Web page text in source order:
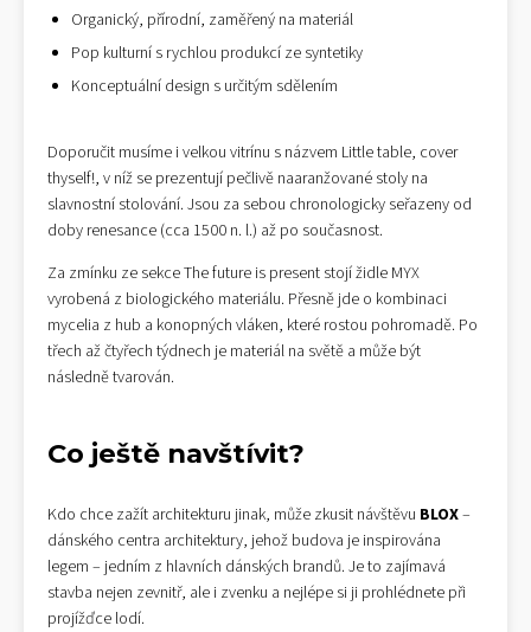
Organický, přírodní, zaměřený na materiál
Pop kulturní s rychlou produkcí ze syntetiky
Konceptuální design s určitým sdělením
Doporučit musíme i velkou vitrínu s názvem Little table, cover
thyself!, v níž se prezentují pečlivě naaranžované stoly na
slavnostní stolování. Jsou za sebou chronologicky seřazeny od
doby renesance (cca 1500 n. l.) až po současnost.
Za zmínku ze sekce The future is present stojí židle MYX
vyrobená z biologického materiálu. Přesně jde o kombinaci
mycelia z hub a konopných vláken, které rostou pohromadě. Po
třech až čtyřech týdnech je materiál na světě a může být
následně tvarován.
Co ještě navštívit?
Kdo chce zažít architekturu jinak, může zkusit návštěvu BLOX–
dánského centra architektury, jehož budova je inspirována
legem – jedním z hlavních dánských brandů. Je to zajímavá
stavba nejen zevnitř, ale i zvenku a nejlépe si ji prohlédnete při
projížďce lodí.